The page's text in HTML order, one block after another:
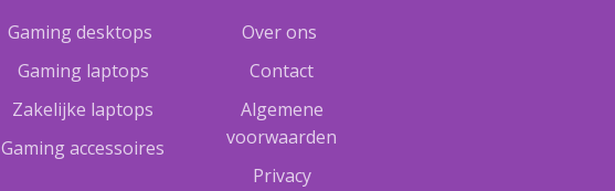
Gaming desktops
Gaming laptops
Zakelijke laptops
Gaming accessoires
Over ons
Contact
Algemene
voorwaarden
Privacy